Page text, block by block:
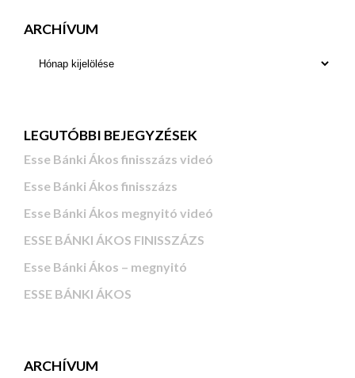
ARCHÍVUM
LEGUTÓBBI BEJEGYZÉSEK
Esse Bánki Ákos finisszázs videó
Esse Bánki Ákos finisszázs
Esse Bánki Ákos megnyitó videó
ESSE BÁNKI ÁKOS FINISSZÁZS
Esse Bánki Ákos – megnyitó
ESSE BÁNKI ÁKOS
ARCHÍVUM